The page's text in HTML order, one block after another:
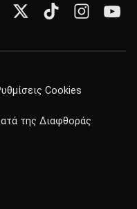
Cookies
της Διαφθοράς